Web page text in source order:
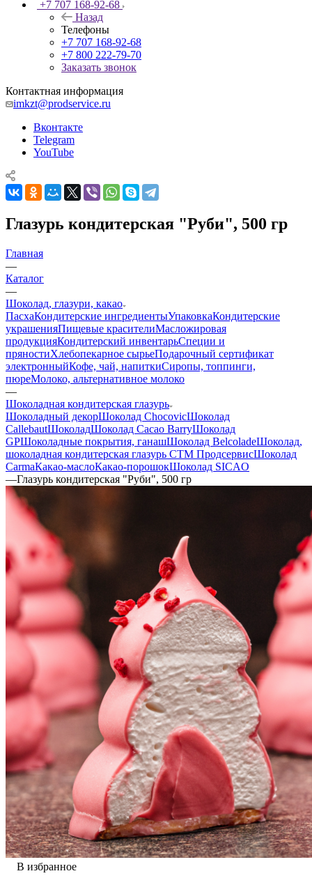
+7 707 168-92-68
Назад
Телефоны
+7 707 168-92-68
+7 800 222-79-70
Заказать звонок
Контактная информация
imkzt@prodservice.ru
Вконтакте
Telegram
YouTube
Глазурь кондитерская "Руби", 500 гр
Главная
—
Каталог
—
Шоколад, глазури, какао
ПасхаКондитерские ингредиентыУпаковкаКондитерские
украшенияПищевые красителиМасложировая
продукцияКондитерский инвентарьСпеции и
пряностиХлебопекарное сырьеПодарочный сертификат
электронныйКофе, чай, напиткиСиропы, топпинги,
пюреМолоко, альтернативное молоко
—
Шоколадная кондитерская глазурь
Шоколадный декорШоколад ChocovicШоколад
CallebautШоколадШоколад Cacao BarryШоколад
GPШоколадные покрытия, ганашШоколад BelcoladeШоколад,
шоколадная кондитерская глазурь СТМ ПродсервисШоколад
CarmaКакао-маслоКакао-порошокШоколад SICAO
—Глазурь кондитерская "Руби", 500 гр
В избранное